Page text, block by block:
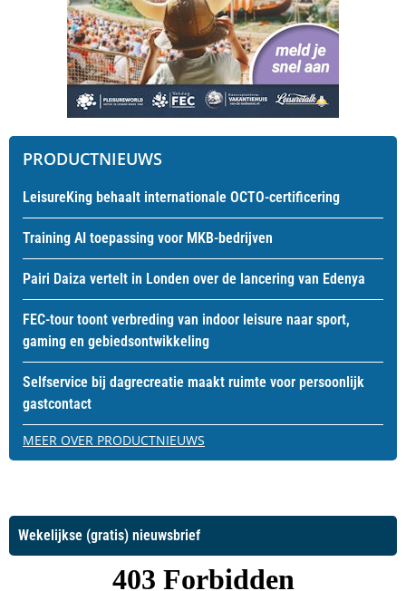
PRODUCTNIEUWS
LeisureKing behaalt internationale OCTO-certificering
Training AI toepassing voor MKB-bedrijven
Pairi Daiza vertelt in Londen over de lancering van Edenya
FEC-tour toont verbreding van indoor leisure naar sport,
gaming en gebiedsontwikkeling
Selfservice bij dagrecreatie maakt ruimte voor persoonlijk
gastcontact
MEER OVER PRODUCTNIEUWS
Wekelijkse (gratis) nieuwsbrief